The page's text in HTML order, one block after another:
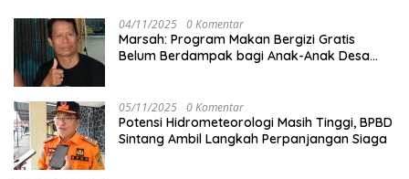
04/11/2025 0 Komentar
Marsah: Program Makan Bergizi Gratis
Belum Berdampak bagi Anak-Anak Desa
05/11/2025 0 Komentar
Potensi Hidrometeorologi Masih Tinggi, BPBD
Sintang Ambil Langkah Perpanjangan Siaga